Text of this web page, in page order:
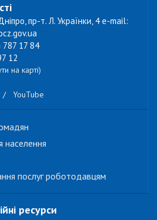
пр-т. Л. Українки, 4 e-mail:
787 17 84
12
на карті)
/ YouTube
населення
послуг роботодавцям
ресурси